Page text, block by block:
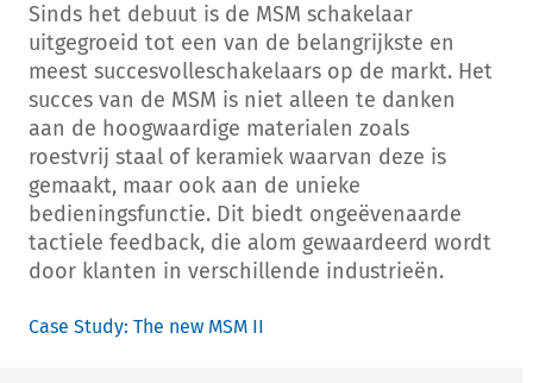
Sinds het debuut is de MSM schakelaar
uitgegroeid tot een van de belangrijkste en
meest succesvolleschakelaars op de markt. Het
succes van de MSM is niet alleen te danken
aan de hoogwaardige materialen zoals
roestvrij staal of keramiek waarvan deze is
gemaakt, maar ook aan de unieke
bedieningsfunctie. Dit biedt ongeëvenaarde
tactiele feedback, die alom gewaardeerd wordt
door klanten in verschillende industrieën.
Case Study: The new MSM II